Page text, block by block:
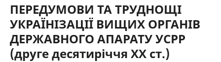
ПЕРЕДУМОВИ ТА ТРУДНОЩІ
УКРАЇНІЗАЦІЇ ВИЩИХ ОРГАНІВ
ДЕРЖАВНОГО АПАРАТУ УСРР
(друге десятиріччя ХХ ст.)